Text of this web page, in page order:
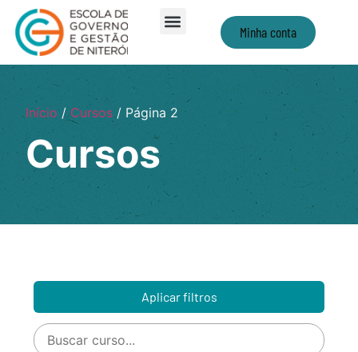
Minha conta
Início/Cursos/ Página 2
Cursos
Aplicar filtros